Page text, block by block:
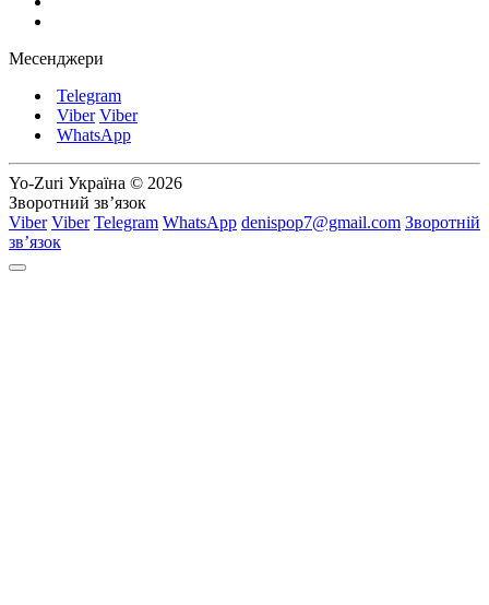
Месенджери
Telegram
Viber Viber
WhatsApp
Yo-Zuri Україна © 2026
Зворотний зв’язок
Viber Viber Telegram WhatsApp denispop7@gmail.com Зворотній
зв’язок